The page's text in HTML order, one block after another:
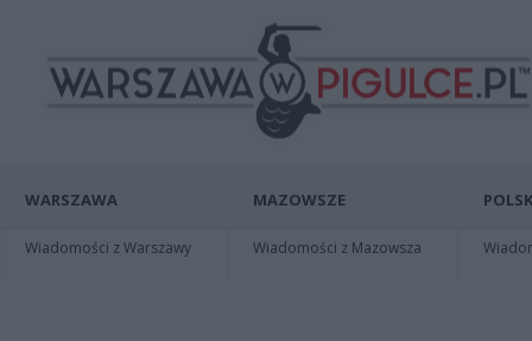
WARSZAWA
Wiadomości z Warszawy
MAZOWSZE
Wiadomości z Mazowsza